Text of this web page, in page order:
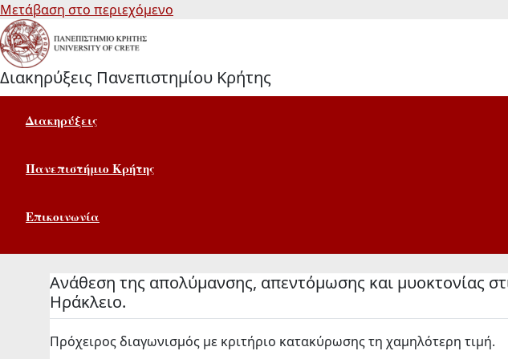
Μετάβαση στο περιεχόμενο
Διακηρύξεις Πανεπιστημίου Κρήτης
Διακηρύξεις
Πανεπιστήμιο Κρήτης
Επικοινωνία
Ανάθεση της απολύμανσης, απεντόμωσης και μυοκτονίας
Ηράκλειο.
Πρόχειρος διαγωνισμός με κριτήριο κατακύρωσης τη χαμηλότερη τιμή.